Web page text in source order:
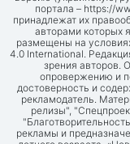
портала – https://
принадлежат их
авторами которых
размещены на
4.0 International.
зрения авторов.
опровержению и
достоверность и
рекламодатель.
релизы",
рекламы и